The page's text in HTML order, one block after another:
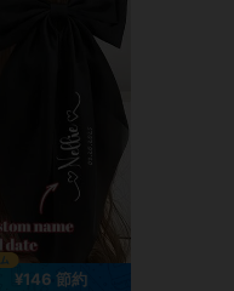
¥146 節約